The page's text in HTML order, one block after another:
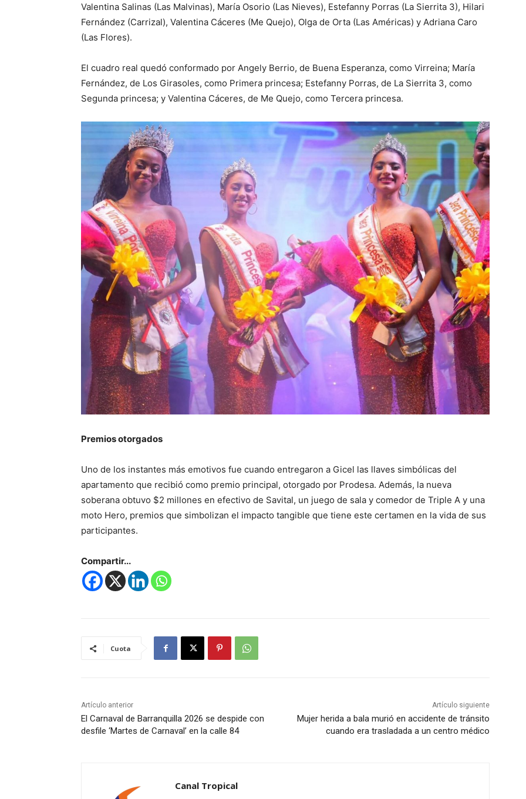
Valentina Salinas (Las Malvinas), María Osorio (Las Nieves), Estefanny Porras (La Sierrita 3), Hilari
Fernández (Carrizal), Valentina Cáceres (Me Quejo), Olga de Orta (Las Américas) y Adriana Caro
(Las Flores).
El cuadro real quedó conformado por Angely Berrio, de Buena Esperanza, como Virreina; María
Fernández, de Los Girasoles, como Primera princesa; Estefanny Porras, de La Sierrita 3, como
Segunda princesa; y Valentina Cáceres, de Me Quejo, como Tercera princesa.
Premios otorgados
Uno de los instantes más emotivos fue cuando entregaron a Gicel las llaves simbólicas del
apartamento que recibió como premio principal, otorgado por Prodesa. Además, la nueva
soberana obtuvo $2 millones en efectivo de Savital, un juego de sala y comedor de Triple A y una
moto Hero, premios que simbolizan el impacto tangible que tiene este certamen en la vida de sus
participantes.
Compartir...
Cuota
Artículo anterior
El Carnaval de Barranquilla 2026 se despide con
desfile ‘Martes de Carnaval’ en la calle 84
Artículo siguiente
Mujer herida a bala murió en accidente de tránsito
cuando era trasladada a un centro médico
Canal Tropical